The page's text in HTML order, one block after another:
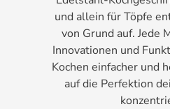
und allein für Töpfe
von Grund auf. Jede
Innovationen und
Kochen einfacher und
auf die Perfektion